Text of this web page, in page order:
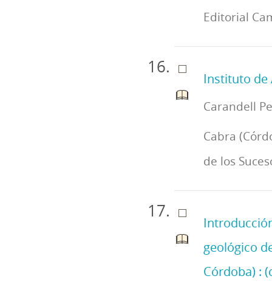
Editorial
Instituto de
Carandell
Cabra
de los
geológico
Córdoba) :